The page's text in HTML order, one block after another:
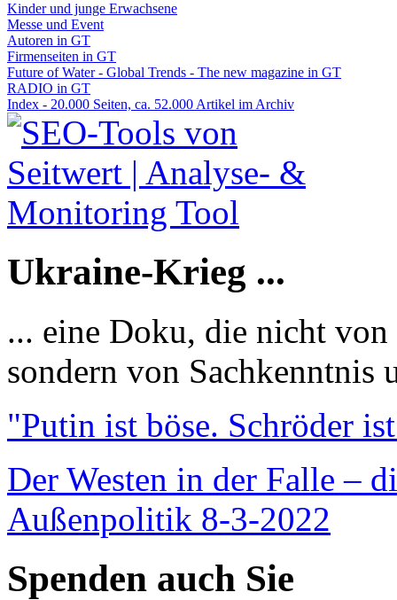
Kinder und junge Erwachsene
Messe und Event
Autoren in GT
Firmenseiten in GT
Future of Water - Global Trends - The new magazine in GT
RADIO in GT
Index - 20.000 Seiten, ca. 52.000 Artikel im Archiv
Ukraine-Krieg ...
... eine Doku, die nicht
sondern von Sachkenntnis
"Putin ist böse. Schröder
Der Westen in der Falle –
Außenpolitik 8-3-2022
Spenden auch Sie